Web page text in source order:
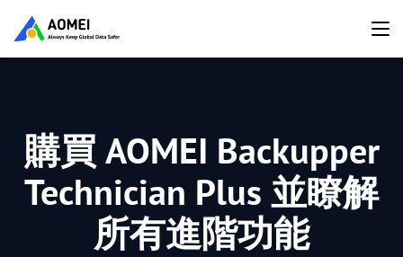
購買 AOMEI Backupper
Technician Plus 並瞭解
所有進階功能